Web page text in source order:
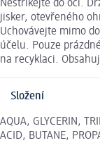
Nestříkejte do očí.
jisker, otevřeného
Uchovávejte mimo
účelu. Pouze
na recyklaci.
Složení
AQUA, GLYCERIN,
ACID, BUTANE,